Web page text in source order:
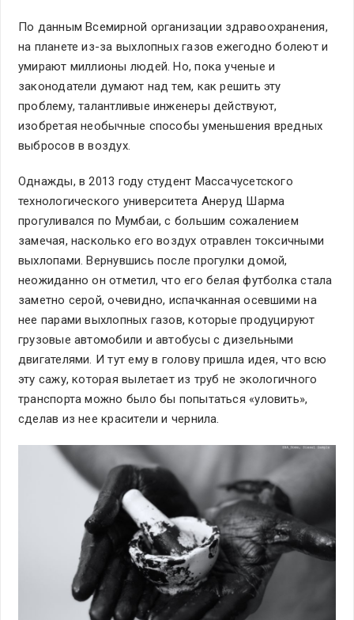
По данным Всемирной организации здравоохранения,
на планете из-за выхлопных газов ежегодно болеют и
умирают миллионы людей. Но, пока ученые и
законодатели думают над тем, как решить эту
проблему, талантливые инженеры действуют,
изобретая необычные способы уменьшения вредных
выбросов в воздух.
Однажды, в 2013 году студент Массачусетского
технологического университета Анеруд Шарма
прогуливался по Мумбаи, с большим сожалением
замечая, насколько его воздух отравлен токсичными
выхлопами. Вернувшись после прогулки домой,
неожиданно он отметил, что его белая футболка стала
заметно серой, очевидно, испачканная осевшими на
нее парами выхлопных газов, которые продуцируют
грузовые автомобили и автобусы с дизельными
двигателями. И тут ему в голову пришла идея, что всю
эту сажу, которая вылетает из труб не экологичного
транспорта можно было бы попытаться «уловить»,
сделав из нее красители и чернила.